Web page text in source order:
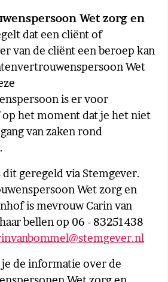
Wet zorg en
dat een cliënt of
van de cliënt een beroep kan
Wet
is er voor
het moment dat je het niet
van zaken rond
geregeld via Stemgever.
Wet zorg en
is mevrouw Carin van
bellen op 06 - 83251438
de informatie over de